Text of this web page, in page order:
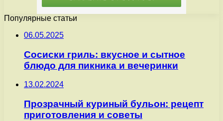
Популярные статьи
06.05.2025
Сосиски гриль: вкусное и сытное
блюдо для пикника и вечеринки
13.02.2024
Прозрачный куриный бульон: рецепт
приготовления и советы